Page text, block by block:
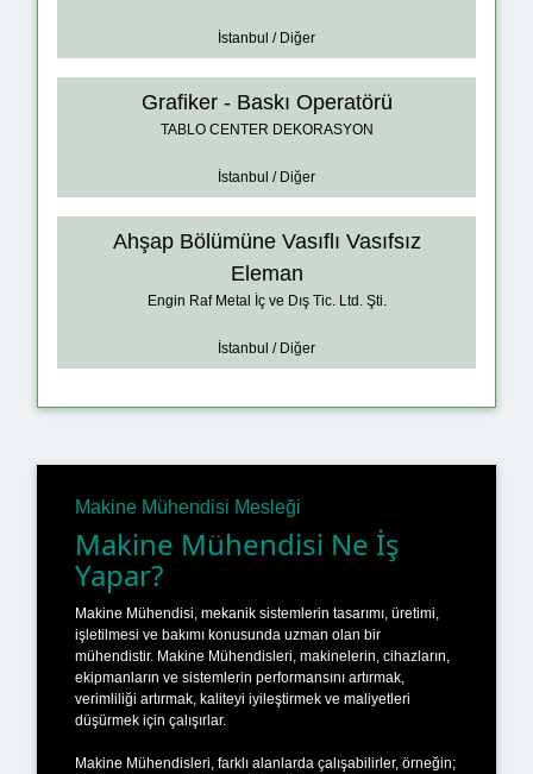
İstanbul / Diğer
Grafiker - Baskı Operatörü
TABLO CENTER DEKORASYON
İstanbul / Diğer
Ahşap Bölümüne Vasıflı Vasıfsız
Eleman
Engin Raf Metal İç ve Dış Tic. Ltd. Şti.
İstanbul / Diğer
Makine Mühendisi Mesleği
Makine Mühendisi Ne İş
Yapar?
Makine Mühendisi, mekanik sistemlerin tasarımı, üretimi,
işletilmesi ve bakımı konusunda uzman olan bir
mühendistir. Makine Mühendisleri, makinelerin, cihazların,
ekipmanların ve sistemlerin performansını artırmak,
verimliliği artırmak, kaliteyi iyileştirmek ve maliyetleri
düşürmek için çalışırlar.
Makine Mühendisleri, farklı alanlarda çalışabilirler, örneğin;